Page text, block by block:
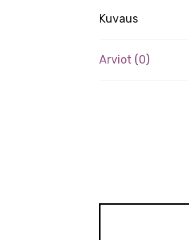
Kuvaus
Arviot (0)